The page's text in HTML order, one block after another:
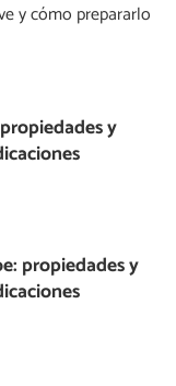
y cómo prepararlo
y
propiedades y